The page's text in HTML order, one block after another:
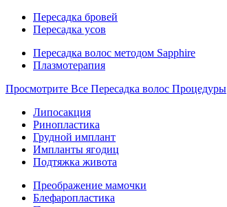
Пересадка бровей
Пересадка усов
Пересадка волос методом Sapphire
Плазмотерапия
Просмотрите Все Пересадка волос Процедуры
Липосакция
Ринопластика
Грудной имплант
Импланты ягодиц
Подтяжка живота
Преображение мамочки
Блефаропластика